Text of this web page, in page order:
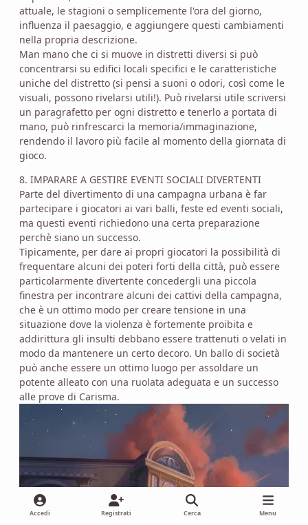
attuale, le stagioni o semplicemente l'ora del giorno,
influenza il paesaggio, e aggiungere questi cambiamenti
nella propria descrizione.
Man mano che ci si muove in distretti diversi si può
concentrarsi su edifici locali specifici e le caratteristiche
uniche del distretto (si pensi a suoni o odori, così come le
visuali, possono rivelarsi utili!). Può rivelarsi utile scriversi
un paragrafetto per ogni distretto e tenerlo a portata di
mano, può rinfrescarci la memoria/immaginazione,
rendendo il lavoro più facile al momento della giornata di
gioco.
8. IMPARARE A GESTIRE EVENTI SOCIALI DIVERTENTI
Parte del divertimento di una campagna urbana è far
partecipare i giocatori ai vari balli, feste ed eventi sociali,
ma questi eventi richiedono una certa preparazione
perchè siano un successo.
Tipicamente, per dare ai propri giocatori la possibilità di
frequentare alcuni dei poteri forti della città, può essere
particolarmente divertente concedergli una piccola
finestra per incontrare alcuni dei cattivi della campagna,
che è un ottimo modo per creare tensione in una
situazione dove la violenza è fortemente proibita e
addirittura gli insulti debbano essere trattenuti o velati in
modo da mantenere un certo decoro. Un ballo di società
può anche essere un ottimo luogo per assoldare un
potente alleato con una ruolata adeguata e un successo
alle prove di Carisma.
Accedi Registrati Cerca Menu